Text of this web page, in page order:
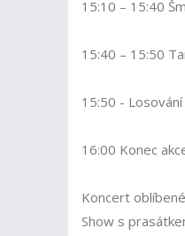
15:10 – 15:40
15:40 – 15:50
15:50 -
16:00 Konec
Koncert
Show s